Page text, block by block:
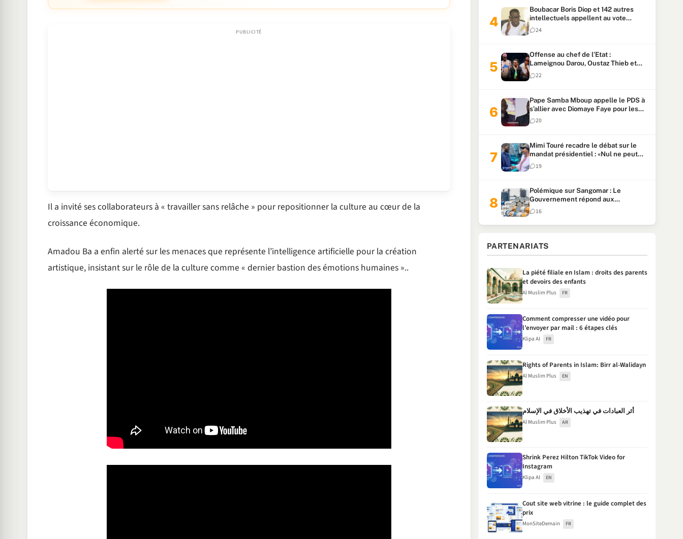
Il a invité ses collaborateurs à « travailler sans relâche » pour repositionner la culture au cœur de la
croissance économique.
Amadou Ba a enfin alerté sur les menaces que représente l’intelligence artificielle pour la création
artistique, insistant sur le rôle de la culture comme « dernier bastion des émotions humaines »..
Boubacar Boris Diop et 142 autres
intellectuels appellent au vote
urgent de la révision
constitutionnelle
24
Offense au chef de l’Etat :
Lameignou Darou, Oustaz Thieb et
Ndiaye Touba lourdement
condamnés
22
Pape Samba Mboup appelle le PDS à
s’allier avec Diomaye Faye pour les
locales et tacle Sonko
20
Mimi Touré recadre le débat sur le
mandat présidentiel : «Nul ne peut
faire plus de deux mandats
consécutifs de 5 ans»
19
Polémique sur Sangomar : Le
Gouvernement répond aux
accusations et clarifie le partage des
milliards
16
PARTENARIATS
La piété filiale en Islam : droits des parents
et devoirs des enfants
Al Muslim Plus FR
Comment compresser une vidéo pour
l’envoyer par mail : 6 étapes clés
Klipa AI FR
Rights of Parents in Islam: Birr al-Walidayn
Al Muslim Plus EN
أثر العبادات في تهذيب الأخلاق في الإسلام
Al Muslim Plus AR
Shrink Perez Hilton TikTok Video for
Instagram
Klipa AI EN
Cout site web vitrine : le guide complet des
prix
MonSiteDemain FR